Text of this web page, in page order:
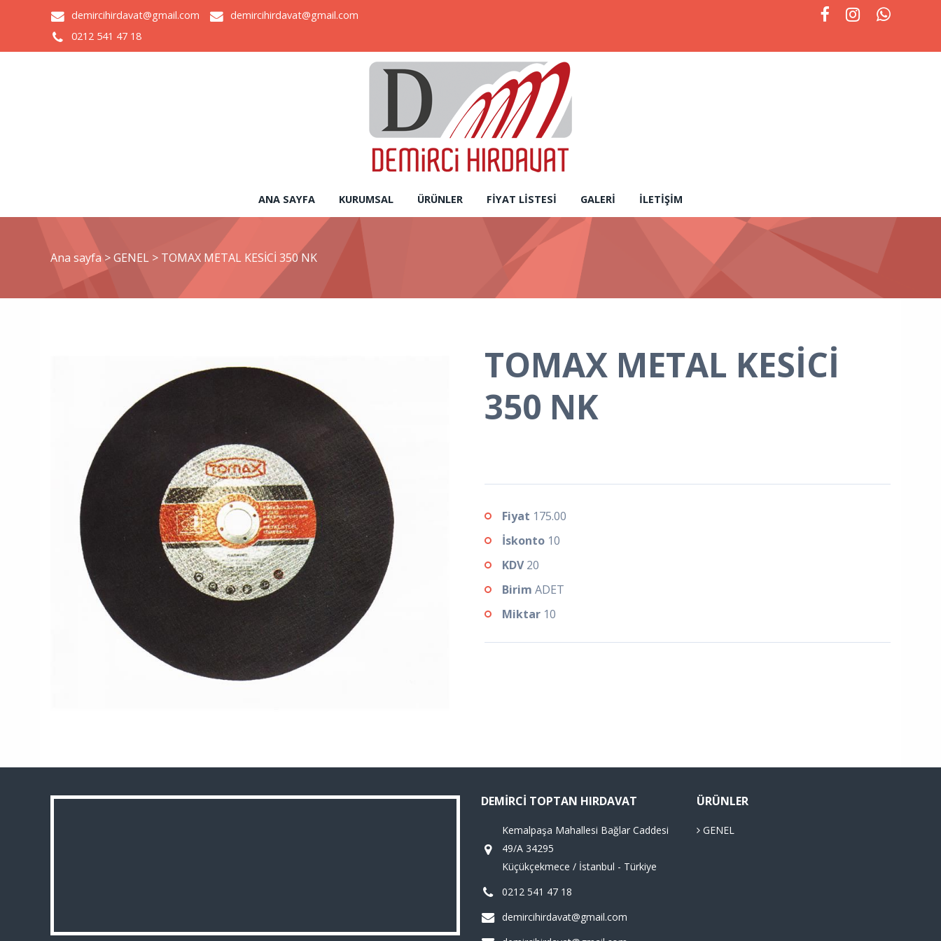
demircihirdavat@gmail.com
demircihirdavat@gmail.com
0212 541 47 18
ANA SAYFA KURUMSAL ÜRÜNLER FIYAT LISTESI GALERI İLETIŞIM
Ana sayfa >GENEL > TOMAX METAL KESİCİ 350 NK
TOMAX METAL KESİCİ
350 NK
Fiyat 175.00
İskonto 10
KDV20
Birim ADET
Miktar 10
DEMIRCI TOPTAN HIRDAVAT
Kemalpaşa Mahallesi Bağlar Caddesi
49/A 34295
Küçükçekmece / İstanbul - Türkiye
0212 541 47 18
demircihirdavat@gmail.com
ÜRÜNLER
GENEL